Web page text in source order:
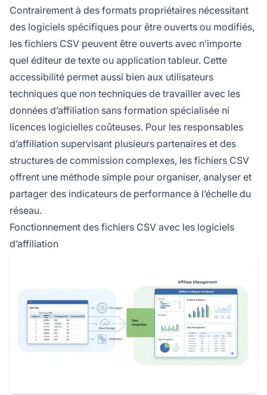
Contrairement à des formats propriétaires nécessitant
des logiciels spécifiques pour être ouverts ou modifiés,
les fichiers CSV peuvent être ouverts avec n’importe
quel éditeur de texte ou application tableur. Cette
accessibilité permet aussi bien aux utilisateurs
techniques que non techniques de travailler avec les
données d’affiliation sans formation spécialisée ni
licences logicielles coûteuses. Pour les responsables
d’affiliation supervisant plusieurs partenaires et des
structures de commission complexes, les fichiers CSV
offrent une méthode simple pour organiser, analyser et
partager des indicateurs de performance à l’échelle du
réseau.
Fonctionnement des fichiers CSV avec les logiciels
d’affiliation